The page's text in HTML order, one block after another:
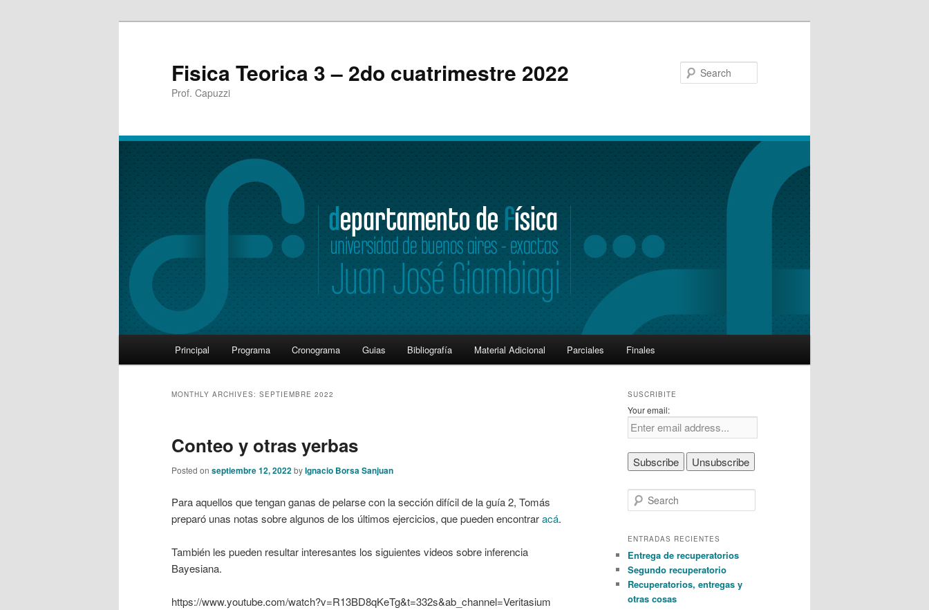
Fisica Teorica 3 – 2do cuatrimestre 2022
Prof. Capuzzi
Skip
content
Skip
content
Principal Programa Cronograma Guias Bibliografía Material Adicional Parciales Finales
MONTHLY ARCHIVES: SEPTIEMBRE 2022
Conteo y otras yerbas
Posted on septiembre 12, 2022byIgnacio Borsa Sanjuan
Para aquellos que tengan ganas de pelarse con la sección difícil de la guía 2, Tomás
preparó unas notas sobre algunos de los últimos ejercicios, que pueden encontraracá.
También les pueden resultar interesantes los siguientes videos sobre inferencia
Bayesiana.
https://www.youtube.com/watch?v=R13BD8qKeTg&t=332s&ab_channel=Veritasium
SUSCRIBITE
Your email:
e
r
h
ENTRADAS RECIENTES
Entrega de recuperatorios
Segundo recuperatorio
Recuperatorios, entregas y
otras cosas